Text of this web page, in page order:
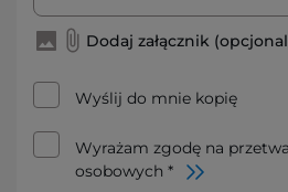
Dodaj załącznik
Wyślij do mnie kopię
Wyrażam zgodę na
osobowych *